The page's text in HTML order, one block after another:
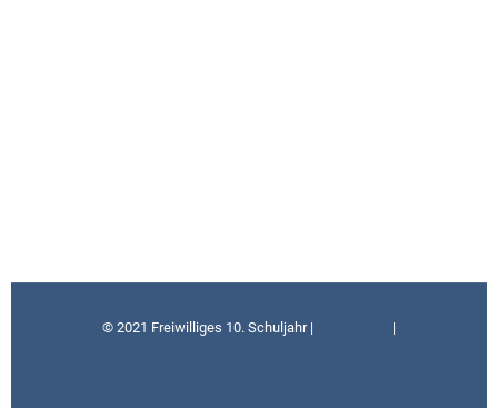
© 2021 Freiwilliges 10. Schuljahr |
|